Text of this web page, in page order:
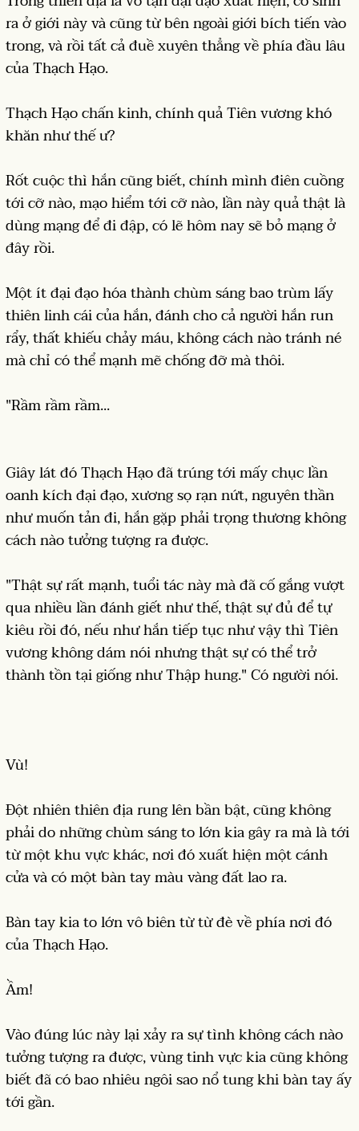
ra ở giới này và cũng từ bên ngoài giới bích tiến vào
trong, và rồi tất cả đuề xuyên thẳng về phía đầu lâu
của Thạch Hạo.
Thạch Hạo chấn kinh, chính quả Tiên vương khó
khăn như thế ư?
Rốt cuộc thì hắn cũng biết, chính mình điên cuồng
tới cỡ nào, mạo hiểm tới cỡ nào, lần này quả thật là
dùng mạng để đi đập, có lẽ hôm nay sẽ bỏ mạng ở
đây rồi.
Một ít đại đạo hóa thành chùm sáng bao trùm lấy
thiên linh cái của hắn, đánh cho cả người hắn run
rẩy, thất khiếu chảy máu, không cách nào tránh né
mà chỉ có thể mạnh mẽ chống đỡ mà thôi.
"Rầm rầm rầm...
Giây lát đó Thạch Hạo đã trúng tới mấy chục lần
oanh kích đại đạo, xương sọ rạn nứt, nguyên thần
như muốn tản đi, hắn gặp phải trọng thương không
cách nào tưởng tượng ra được.
"Thật sự rất mạnh, tuổi tác này mà đã cố gắng vượt
qua nhiều lần đánh giết như thế, thật sự đủ để tự
kiêu rồi đó, nếu như hắn tiếp tục như vậy thì Tiên
vương không dám nói nhưng thật sự có thể trở
thành tồn tại giống như Thập hung." Có người nói.
Vù!
Đột nhiên thiên địa rung lên bần bật, cũng không
phải do những chùm sáng to lớn kia gây ra mà là tới
từ một khu vực khác, nơi đó xuất hiện một cánh
cửa và có một bàn tay màu vàng đất lao ra.
Bàn tay kia to lớn vô biên từ từ đè về phía nơi đó
của Thạch Hạo.
Ầm!
Vào đúng lúc này lại xảy ra sự tình không cách nào
tưởng tượng ra được, vùng tinh vực kia cũng không
biết đã có bao nhiêu ngôi sao nổ tung khi bàn tay ấy
tới gần.